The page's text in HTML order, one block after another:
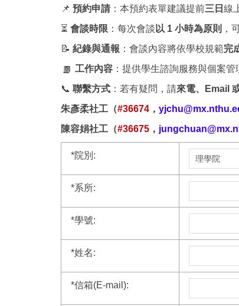
📌 預約申請：本預約表單建議提前三日 線
⏳ 會談時限 ：每次會談 以 1 小時為原則 ，
📝 紀錄與通報 ：會談內容將依學校規範完
工作內容 ：提供學生諮詢服務與個案
📞 聯繫方式 ：若有疑問，請來電、Email
朱彥柔社工（#36674 ，
陳容娟社工（#36675 ，
*院別:
*系所:
*學號:
*姓名:
*信箱(E-mail):